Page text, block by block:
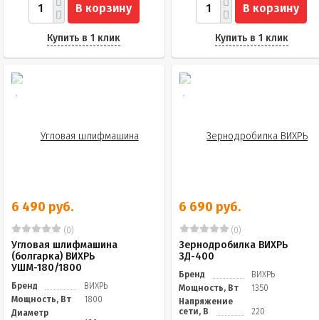
В корзину
Купить в 1 клик
В корзину
Купить в 1 клик
6 490 руб.
(0)
Угловая шлифмашина
(болгарка) ВИХРЬ
УШМ-180/1800
Бренд
ВИХРЬ
Мощность, Вт
1800
Диаметр
6 690 руб.
(0)
Зернодробилка ВИХРЬ
ЗД-400
Бренд
ВИХРЬ
Мощность, Вт
1350
Напряжение
сети, В
220